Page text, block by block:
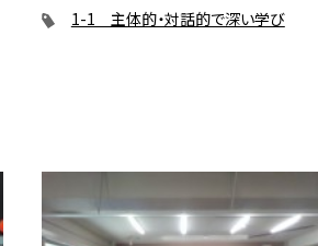
1-1 主体的・対話的で深い学び